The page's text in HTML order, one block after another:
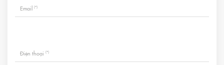
Email (*)
Điện thoại (*)